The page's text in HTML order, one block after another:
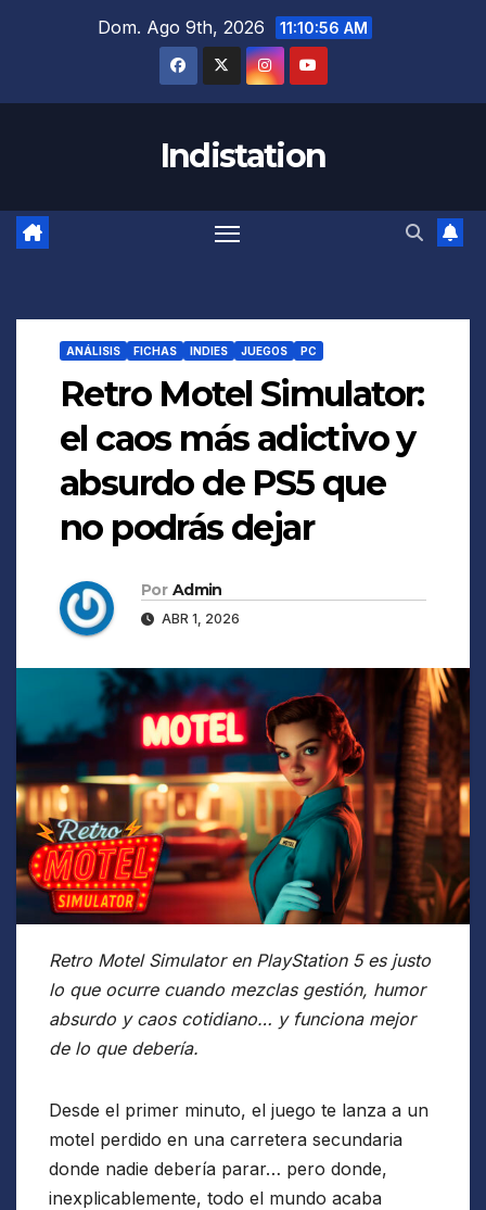
Dom. Ago 9th, 2026 11:10:57 AM
Indistation
ANÁLISIS FICHAS INDIES JUEGOS PC
Retro Motel Simulator:
el caos más adictivo y
absurdo de PS5 que
no podrás dejar
Por Admin
ABR 1, 2026
Retro Motel Simulator en PlayStation 5 es justo
lo que ocurre cuando mezclas gestión, humor
absurdo y caos cotidiano… y funciona mejor
de lo que debería.
Desde el primer minuto, el juego te lanza a un
motel perdido en una carretera secundaria
donde nadie debería parar… pero donde,
inexplicablemente, todo el mundo acaba